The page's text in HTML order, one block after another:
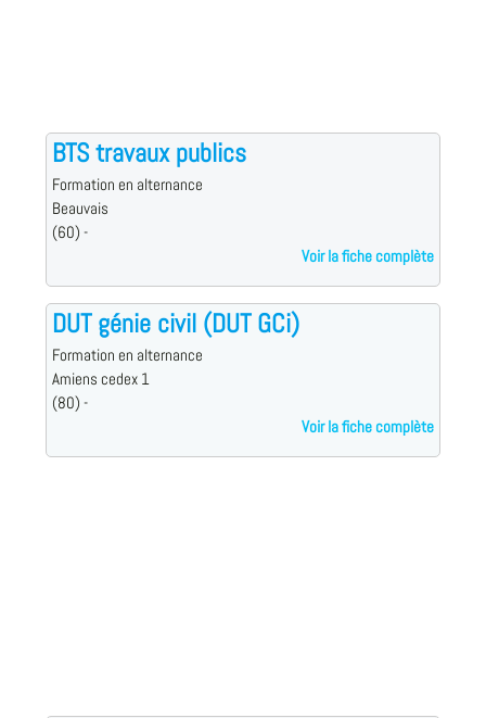
BTS travaux publics
Formation en alternance
Beauvais
(60) -
Voir la fiche complète
DUT génie civil (DUT GCi)
Formation en alternance
Amiens cedex 1
(80) -
Voir la fiche complète